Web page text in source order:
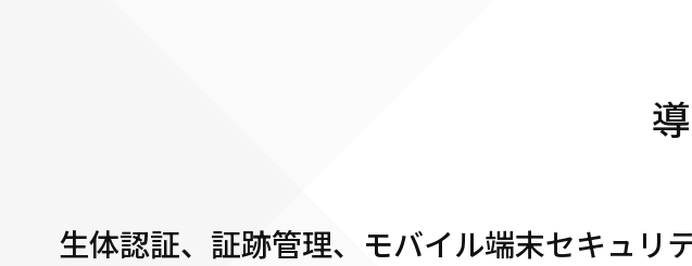
生体認証、証跡管理、モバイル端末セキュリ